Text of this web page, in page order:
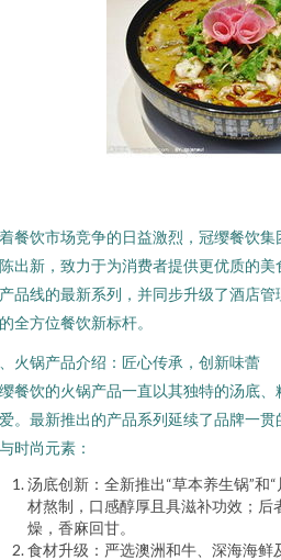
餐饮市场竞争的日益激烈，冠缨餐饮
出新，致力于为消费者提供更优质的
品线的最新系列，并同步升级了酒店
全方位餐饮新标杆。
火锅产品介绍：匠心传承，创新味蕾
餐饮的火锅产品一直以其独特的汤底
。最新推出的产品系列延续了品牌一
时尚元素：
汤底创新：全新推出“草本养生锅”和
材熬制，口感醇厚且具滋补功效；
燥，香麻回甘。
食材升级：严选澳洲和牛、深海海